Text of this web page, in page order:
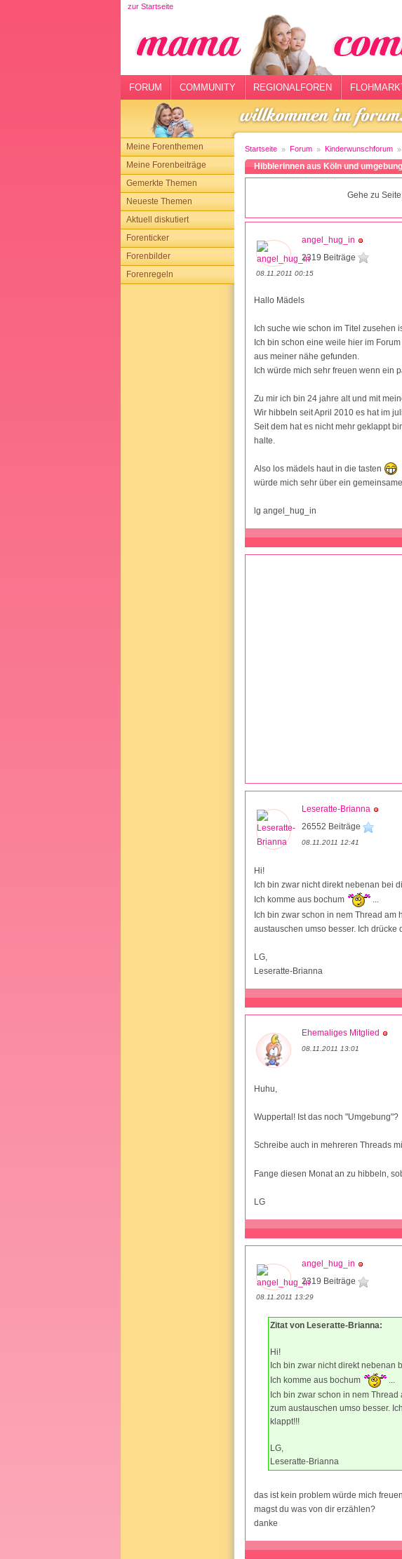
zur Startseite
FORUM COMMUNITY REGIONALFOREN
Meine Forenthemen
Meine Forenbeiträge
Gemerkte Themen
Neueste Themen
Aktuell diskutiert
Forenticker
Forenbilder
Forenregeln
Startseite Forum Kinderwunschforum
Hibblerinnen aus Köln und
Gehe zu
angel_hug_in
2319 Beiträge
08.11.2011 00:15
Hallo Mädels
Ich suche wie schon im Titel zusehen
Ich bin schon eine weile hier im
aus meiner nähe gefunden.
Ich würde mich sehr freuen wenn ein
Zu mir ich bin 24 jahre alt und mit
Wir hibbeln seit April 2010 es hat im
Seit dem hat es nicht mehr geklappt
halte.
Also los mädels haut in die tasten
würde mich sehr über ein
lg angel_hug_in
Leseratte-Brianna
26552 Beiträge
08.11.2011 12:41
Hi!
Ich bin zwar nicht direkt nebenan bei
Ich komme aus bochum
...
Ich bin zwar schon in nem Thread
austauschen umso besser. Ich
LG,
Leseratte-Brianna
Ehemaliges Mitglied
08.11.2011 13:01
Huhu,
Wuppertal! Ist das noch "Umgebung"?
Schreibe auch in mehreren Threads
Fange diesen Monat an zu hibbeln,
LG
angel_hug_in
2319 Beiträge
08.11.2011 13:29
Zitat von Leseratte-Brianna:
Hi!
Ich bin zwar nicht direkt nebenan
Ich komme aus bochum
...
Ich bin zwar schon in nem
zum austauschen umso besser.
klappt!!!
LG,
Leseratte-Brianna
das ist kein problem würde mich
magst du was von dir erzählen?
danke